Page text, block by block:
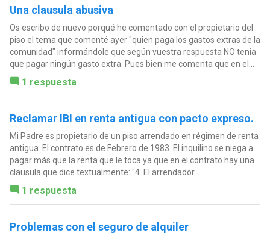
Una clausula abusiva
Os escribo de nuevo porqué he comentado con el propietario del
piso el tema que comenté ayer "quien paga los gastos extras de la
comunidad" informándole que según vuestra respuesta NO tenia
que pagar ningún gasto extra. Pues bien me comenta que en el...
1 respuesta
Reclamar IBI en renta antigua con pacto expreso.
Mi Padre es propietario de un piso arrendado en régimen de renta
antigua. El contrato es de Febrero de 1983. El inquilino se niega a
pagar más que la renta que le toca ya que en el contrato hay una
clausula que dice textualmente: "4. El arrendador...
1 respuesta
Problemas con el seguro de alquiler